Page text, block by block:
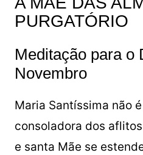
PURGATÓRIO
Meditação para o
Novembro
Maria Santíssima não
consoladora dos
e santa Mãe se